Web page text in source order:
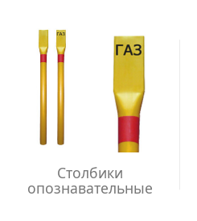
Столбики
опознавательные